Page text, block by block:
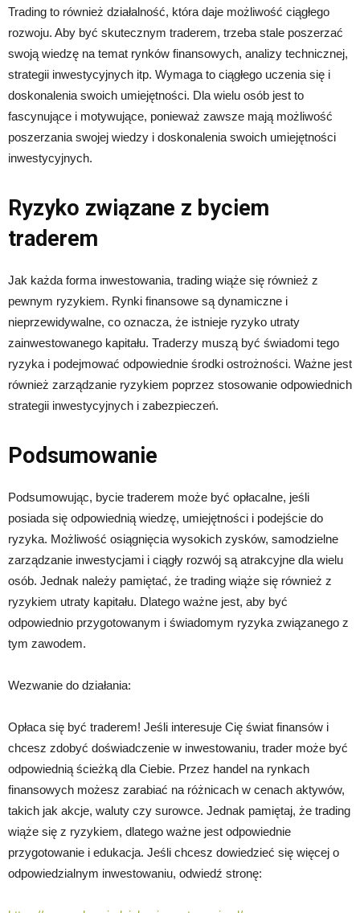
Trading to również działalność, która daje możliwość ciągłego
rozwoju. Aby być skutecznym traderem, trzeba stale poszerzać
swoją wiedzę na temat rynków finansowych, analizy technicznej,
strategii inwestycyjnych itp. Wymaga to ciągłego uczenia się i
doskonalenia swoich umiejętności. Dla wielu osób jest to
fascynujące i motywujące, ponieważ zawsze mają możliwość
poszerzania swojej wiedzy i doskonalenia swoich umiejętności
inwestycyjnych.
Ryzyko związane z byciem
traderem
Jak każda forma inwestowania, trading wiąże się również z
pewnym ryzykiem. Rynki finansowe są dynamiczne i
nieprzewidywalne, co oznacza, że istnieje ryzyko utraty
zainwestowanego kapitału. Traderzy muszą być świadomi tego
ryzyka i podejmować odpowiednie środki ostrożności. Ważne jest
również zarządzanie ryzykiem poprzez stosowanie odpowiednich
strategii inwestycyjnych i zabezpieczeń.
Podsumowanie
Podsumowując, bycie traderem może być opłacalne, jeśli
posiada się odpowiednią wiedzę, umiejętności i podejście do
ryzyka. Możliwość osiągnięcia wysokich zysków, samodzielne
zarządzanie inwestycjami i ciągły rozwój są atrakcyjne dla wielu
osób. Jednak należy pamiętać, że trading wiąże się również z
ryzykiem utraty kapitału. Dlatego ważne jest, aby być
odpowiednio przygotowanym i świadomym ryzyka związanego z
tym zawodem.
Wezwanie do działania:
Opłaca się być traderem! Jeśli interesuje Cię świat finansów i
chcesz zdobyć doświadczenie w inwestowaniu, trader może być
odpowiednią ścieżką dla Ciebie. Przez handel na rynkach
finansowych możesz zarabiać na różnicach w cenach aktywów,
takich jak akcje, waluty czy surowce. Jednak pamiętaj, że trading
wiąże się z ryzykiem, dlatego ważne jest odpowiednie
przygotowanie i edukacja. Jeśli chcesz dowiedzieć się więcej o
odpowiedzialnym inwestowaniu, odwiedź stronę: